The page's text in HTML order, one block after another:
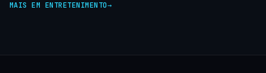
MAIS EM ENTRETENIMENTO